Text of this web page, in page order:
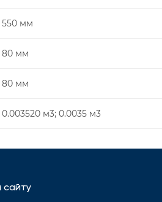
550 мм
80 мм
80 мм
0.003520 м3; 0.0035 м3
сайту